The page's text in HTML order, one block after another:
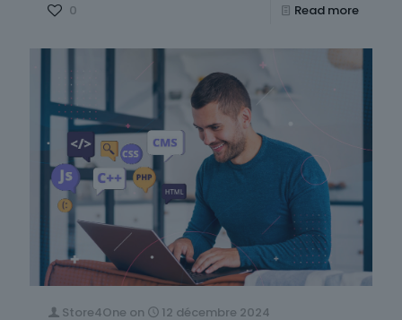
0 Read more
Store4One on 12 décembre 2024